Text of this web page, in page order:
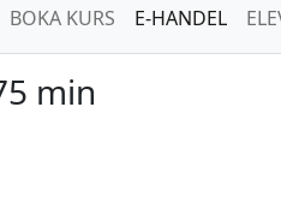
BOKA KURS E-HANDEL
min